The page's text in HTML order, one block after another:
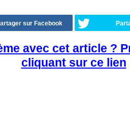
sur Facebook
avec cet article ?
cliquant sur ce lien